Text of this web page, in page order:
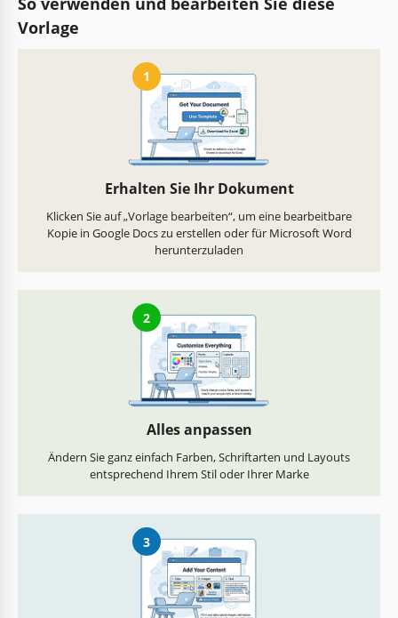
Vorlage
1
Erhalten Sie Ihr Dokument
Klicken Sie auf „Vorlage bearbeiten“, um eine bearbeitbare
Kopie in Google Docs zu erstellen oder für Microsoft Word
herunterzuladen
2
Alles anpassen
Ändern Sie ganz einfach Farben, Schriftarten und Layouts
entsprechend Ihrem Stil oder Ihrer Marke
3